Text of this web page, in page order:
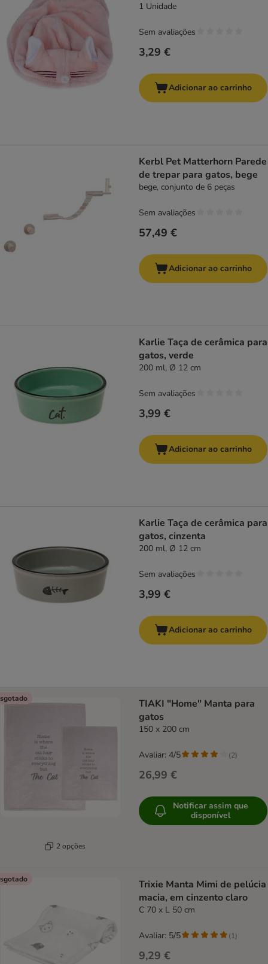
1 Unidade
3,29 €
Sem avaliações
Adicionar ao carrinho
Kerbl Pet Matterhorn Parede
de trepar para gatos, bege
bege, conjunto de 6 peças
57,49 €
Sem avaliações
Adicionar ao carrinho
Karlie Taça de cerâmica para
gatos, verde
200 ml, Ø 12 cm
3,99 €
Sem avaliações
Adicionar ao carrinho
Karlie Taça de cerâmica para
gatos, cinzenta
200 ml, Ø 12 cm
3,99 €
Sem avaliações
Adicionar ao carrinho
2 opções
TIAKI "Home" Manta para
gatos
150 x 200 cm
26,99 €
Avaliar: 4/5 (2)
Notificar assim que
disponível
Trixie Manta Mimi de pelúcia
macia, em cinzento claro
C 70 x L 50 cm
9,29 €
Avaliar: 5/5 (1)